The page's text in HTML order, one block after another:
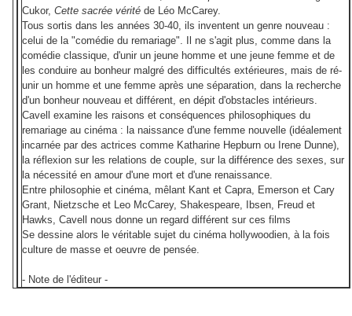
Cukor, Cette sacrée vérité de Léo McCarey.
Tous sortis dans les années 30-40, ils inventent un genre nouveau :
celui de la "comédie du remariage". Il ne s'agit plus, comme dans la
comédie classique, d'unir un jeune homme et une jeune femme et de
les conduire au bonheur malgré des difficultés extérieures, mais de ré-
unir un homme et une femme après une séparation, dans la recherche
d'un bonheur nouveau et différent, en dépit d'obstacles intérieurs.
Cavell examine les raisons et conséquences philosophiques du
remariage au cinéma : la naissance d'une femme nouvelle (idéalement
incarnée par des actrices comme Katharine Hepburn ou Irene Dunne),
la réflexion sur les relations de couple, sur la différence des sexes, sur
la nécessité en amour d'une mort et d'une renaissance.
Entre philosophie et cinéma, mêlant Kant et Capra, Emerson et Cary
Grant, Nietzsche et Leo McCarey, Shakespeare, Ibsen, Freud et
Hawks, Cavell nous donne un regard différent sur ces films
Se dessine alors le véritable sujet du cinéma hollywoodien, à la fois
culture de masse et oeuvre de pensée.
- Note de l'éditeur -